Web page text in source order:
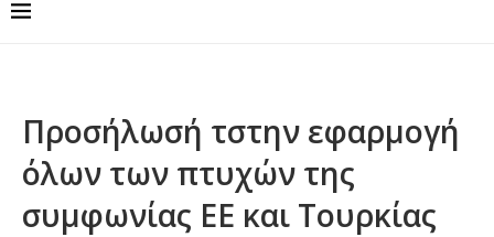
Προσήλωσή τστην εφαρμογή
όλων των πτυχών της
συμφωνίας ΕΕ και Τουρκίας